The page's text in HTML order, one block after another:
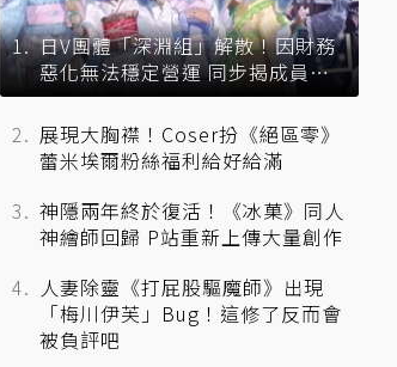
日V團體「深淵組」解散！因財務
惡化無法穩定營運 同步揭成員未
來去向
展現大胸襟！Coser扮《絕區零》
蕾米埃爾粉絲福利給好給滿
神隱兩年終於復活！《冰菓》同人
神繪師回歸 P站重新上傳大量創作
人妻除靈《打屁股驅魔師》出現
「梅川伊芙」Bug！這修了反而會
被負評吧